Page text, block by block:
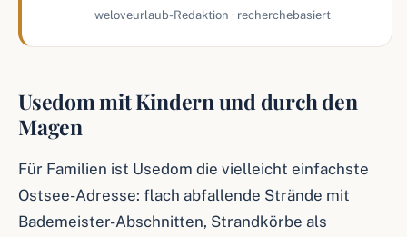
weloveurlaub-Redaktion · recherchebasiert
Usedom mit Kindern und durch den
Magen
Für Familien ist Usedom die vielleicht einfachste
Ostsee-Adresse: flach abfallende Strände mit
Bademeister-Abschnitten, Strandkörbe als